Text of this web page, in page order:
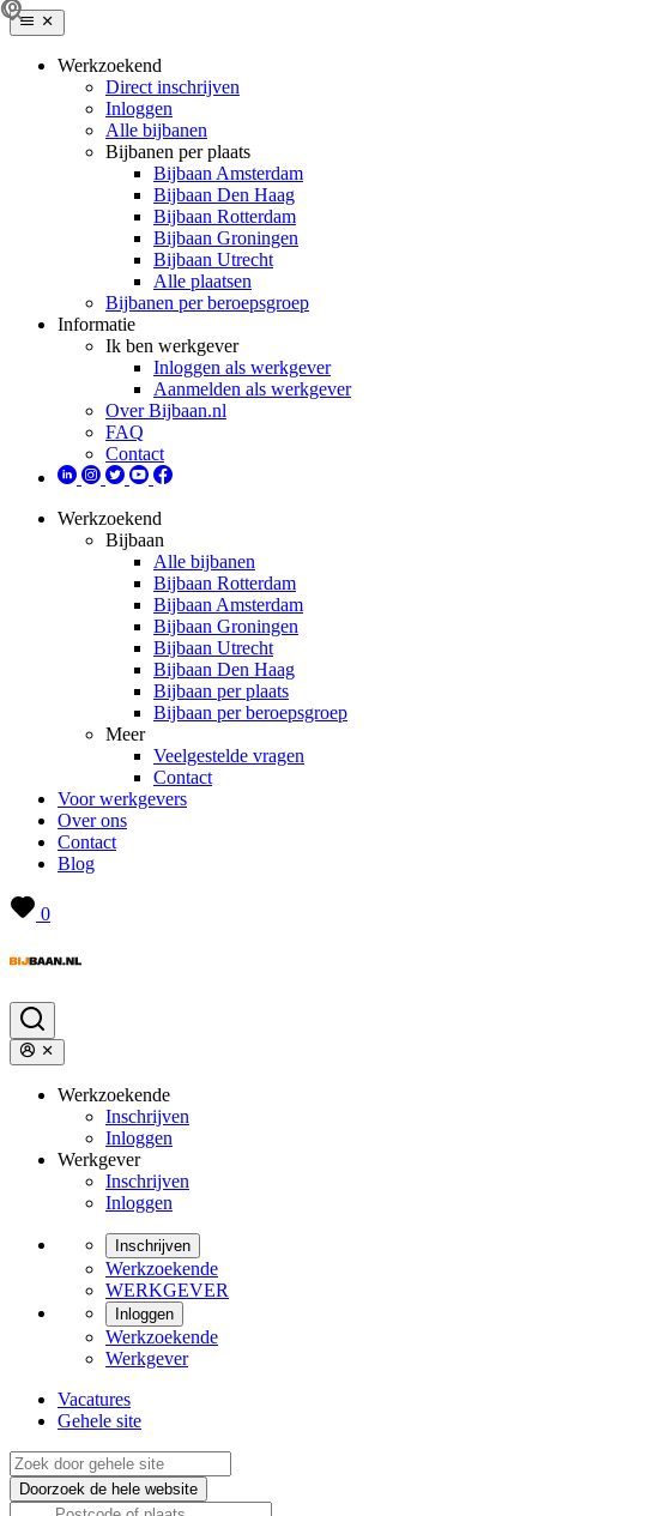
Werkzoekend
Direct inschrijven
Inloggen
Alle bijbanen
Bijbanen per plaats
Bijbaan Amsterdam
Bijbaan Den Haag
Bijbaan Rotterdam
Bijbaan Groningen
Bijbaan Utrecht
Alle plaatsen
Bijbanen per beroepsgroep
Informatie
Ik ben werkgever
Inloggen als werkgever
Aanmelden als werkgever
Over Bijbaan.nl
FAQ
Contact
Werkzoekend
Bijbaan
Alle bijbanen
Bijbaan Rotterdam
Bijbaan Amsterdam
Bijbaan Groningen
Bijbaan Utrecht
Bijbaan Den Haag
Bijbaan per plaats
Bijbaan per beroepsgroep
Meer
Veelgestelde vragen
Contact
Voor werkgevers
Over ons
Contact
Blog
0
Werkzoekende
Inschrijven
Inloggen
Werkgever
Inschrijven
Inloggen
Inschrijven
Werkzoekende
WERKGEVER
Inloggen
Werkzoekende
Werkgever
Vacatures
Gehele site